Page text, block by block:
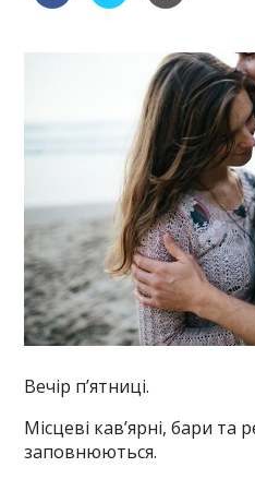
Вечір п’ятниці.
Місцеві кав’ярні, бари та
заповнюються.